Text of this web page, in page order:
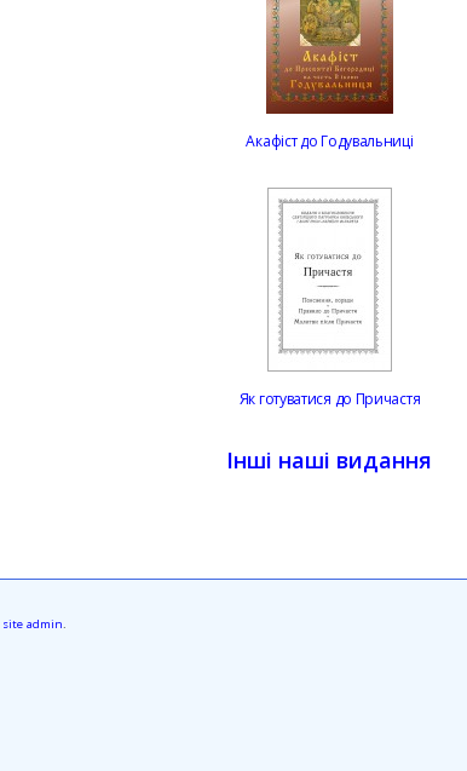
Акафіст до Годувальниці
Як готуватися до Причастя
Інші наші видання
site admin.